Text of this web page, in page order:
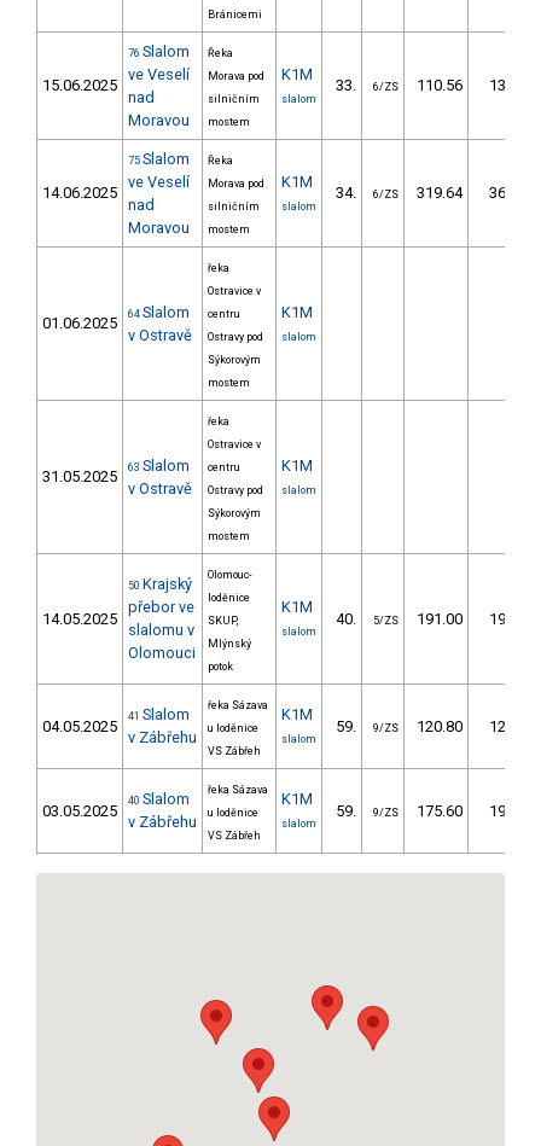
Bránicemi
15.06.2025
76 Slalom
ve Veselí
nad
Moravou
Řeka
Morava pod
silničním
mostem
K1M
slalom
33. 6/ZS 110.56 132,6
14.06.2025
75 Slalom
ve Veselí
nad
Moravou
Řeka
Morava pod
silničním
mostem
K1M
slalom
34. 6/ZS 319.64 360,8
01.06.2025 64 Slalom
v Ostravě
řeka
Ostravice v
centru
Ostravy pod
Sýkorovým
mostem
K1M
slalom
31.05.2025 63 Slalom
v Ostravě
řeka
Ostravice v
centru
Ostravy pod
Sýkorovým
mostem
K1M
slalom
14.05.2025
50 Krajský
přebor ve
slalomu v
Olomouci
Olomouc-
loděnice
SKUP,
Mlýnský
potok
K1M
slalom
40. 5/ZS 191.00 193,7
04.05.2025
41 Slalom
v Zábřehu
řeka Sázava
u loděnice
VS Zábřeh
K1M
slalom
59. 9/ZS 120.80 128,6
03.05.2025
40 Slalom
v Zábřehu
řeka Sázava
u loděnice
VS Zábřeh
K1M
slalom
59. 9/ZS 175.60 198,6